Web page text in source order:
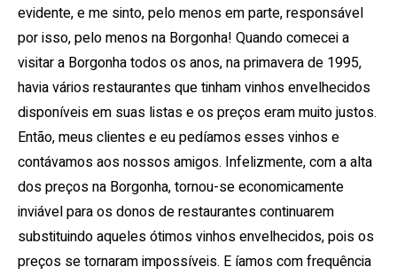
evidente, e me sinto, pelo menos em parte, responsável
por isso, pelo menos na Borgonha! Quando comecei a
visitar a Borgonha todos os anos, na primavera de 1995,
havia vários restaurantes que tinham vinhos envelhecidos
disponíveis em suas listas e os preços eram muito justos.
Então, meus clientes e eu pedíamos esses vinhos e
contávamos aos nossos amigos. Infelizmente, com a alta
dos preços na Borgonha, tornou-se economicamente
inviável para os donos de restaurantes continuarem
substituindo aqueles ótimos vinhos envelhecidos, pois os
preços se tornaram impossíveis. E íamos com frequência